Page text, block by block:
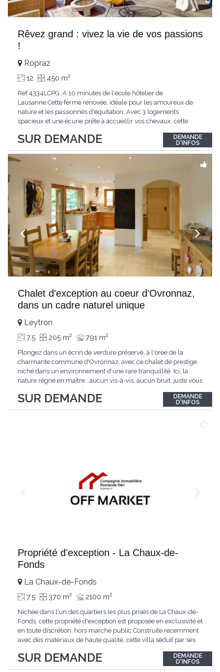
Rêvez grand : vivez la vie de vos passions
!
SUR DEMANDE
Ropraz
12 450 m2
Ref 4334LCPG :A 10 minutes de l'école hôtelier de
Lausanne.Cette ferme rénovée, idéale pour les amoureux de
nature et les passionnés d'équitation. Avec 3 logements
spacieux et une écurie prête à accueillir vos chevaux, cette
authentique et confort moderne. - 3 logements confortables :
duplex 2,5 pièces, duplex 4,5 pièces avec...
DEMANDE
D'INFOS
Chalet d'exception au coeur d'Ovronnaz,
dans un cadre naturel unique
SUR DEMANDE
Leytron
7.5 205 m2 791 m2
Plongez dans un écrin de verdure préservé, à l'orée de la
charmante commune d'Ovronnaz, avec ce chalet de prestige
niché dans un environnement d'une rare tranquillité. Ici, la
nature règne en maître : aucun vis-à-vis, aucun bruit, juste vous
par ses finitions de très haut standing et ses matériaux nobles.
Le bois de mélèze...
DEMANDE
D'INFOS
Propriété d'exception - La Chaux-de-
Fonds
SUR DEMANDE
La Chaux-de-Fonds
7.5 370 m2 2100 m2
Nichée dans l'un des quartiers les plus prisés de La Chaux-de-
Fonds, cette propriété d'exception est proposée en exclusivité et
en toute discrétion, hors marché public.Construite récemment
avec des matériaux de haute qualité, cette villa séduit par ses
remarquable.L'espace de vie s'ouvre sur un jardin avec piscine,
un véritable...
DEMANDE
D'INFOS